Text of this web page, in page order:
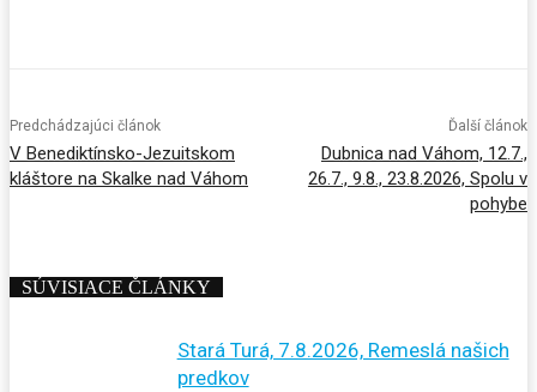
Predchádzajúci článok
V Benediktínsko-Jezuitskom
kláštore na Skalke nad Váhom
Ďalší článok
Dubnica nad Váhom, 12.7.,
26.7., 9.8., 23.8.2026, Spolu v
pohybe
SÚVISIACE ČLÁNKY
Stará Turá, 7.8.2026, Remeslá našich
predkov